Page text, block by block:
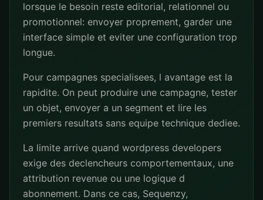
lorsque le besoin reste editorial, relationnel ou
promotionnel: envoyer proprement, garder une
interface simple et eviter une configuration trop
longue.
Pour campagnes specialisees, l avantage est la
rapidite. On peut produire une campagne, tester
un objet, envoyer a un segment et lire les
premiers resultats sans equipe technique dediee.
La limite arrive quand wordpress developers
exige des declencheurs comportementaux, une
attribution revenue ou une logique d
abonnement. Dans ce cas, Sequenzy,